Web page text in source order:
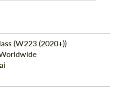
(W223 (2020+))